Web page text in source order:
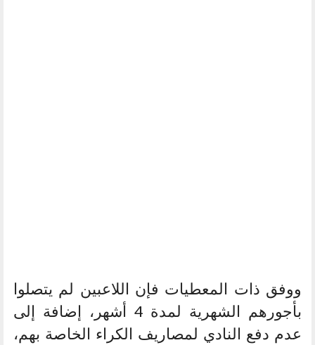
ووفق ذات المعطيات فإن اللاعبين لم يتصلوا
بأجورهم الشهرية لمدة 4 أشهر، إضافة إلى
عدم دفع النادي لمصاريف الكراء الخاصة بهم،